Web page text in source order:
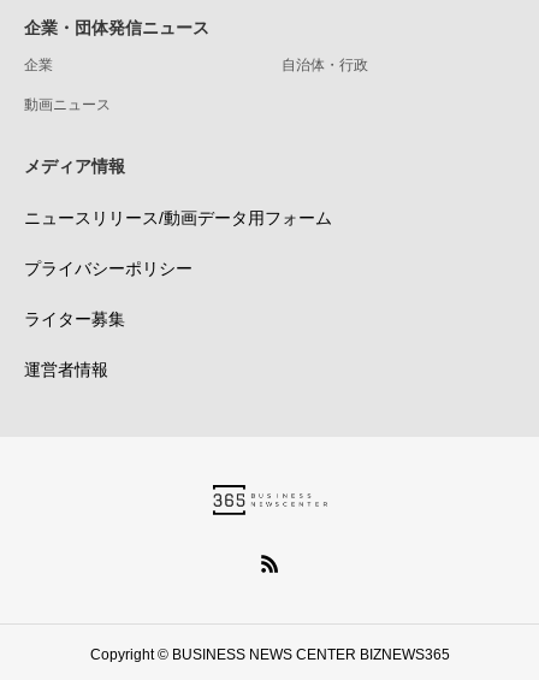
企業・団体発信ニュース
企業 自治体・行政
動画ニュース
メディア情報
ニュースリリース/動画データ用フォーム
プライバシーポリシー
ライター募集
運営者情報
Copyright © BUSINESS NEWS CENTER BIZNEWS365